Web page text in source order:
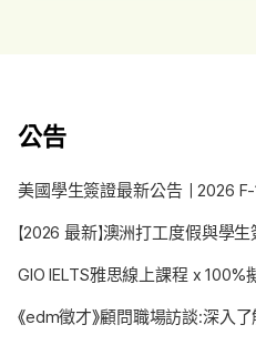
公告
《edm徵才》顧問職場訪談:深入